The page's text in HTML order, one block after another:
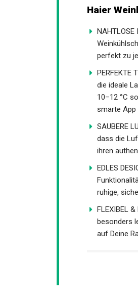
Haier
NAHTLOSE
perfekt zu
PERFEKTE
die ideale
10–12 °C
smarte App
SAUBERE
dass die
ihren
EDLES
ruhige,
FLEXIBEL
besonders
auf Deine